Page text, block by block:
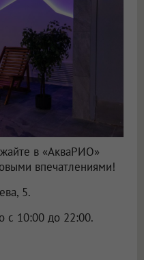
в «АкваРИО»
впечатлениями!
5.
с 10:00 до 22:00.